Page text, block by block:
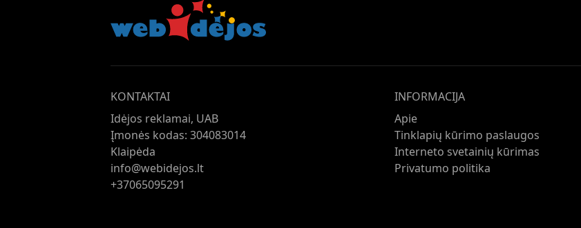
KONTAKTAI
Idėjos reklamai, UAB
Įmonės kodas: 304083014
Klaipėda
info@webidejos.lt
+37065095291
INFORMACIJA
Apie
Tinklapių kūrimo paslaugos
Interneto svetainių kūrimas
Privatumo politika